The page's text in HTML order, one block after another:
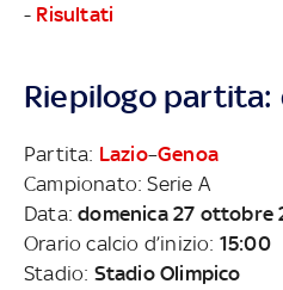
- Risultati
Riepilogo partita:
Partita: Lazio–Genoa
Campionato: Serie A
Data:domenica 27 ottobre
Orario calcio d’inizio: 15:00
Stadio: Stadio Olimpico